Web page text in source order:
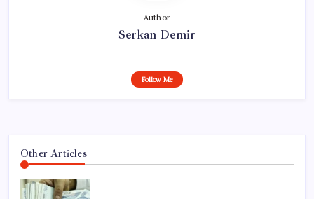
Author
Serkan Demir
Follow Me
Other Articles